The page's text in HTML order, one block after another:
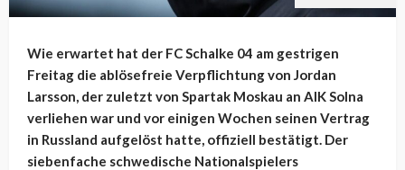
Wie erwartet hat der FC Schalke 04 am gestrigen
Freitag die ablösefreie Verpflichtung von Jordan
Larsson, der zuletzt von Spartak Moskau an AIK Solna
verliehen war und vor einigen Wochen seinen Vertrag
in Russland aufgelöst hatte, offiziell bestätigt. Der
siebenfache schwedische Nationalspielers